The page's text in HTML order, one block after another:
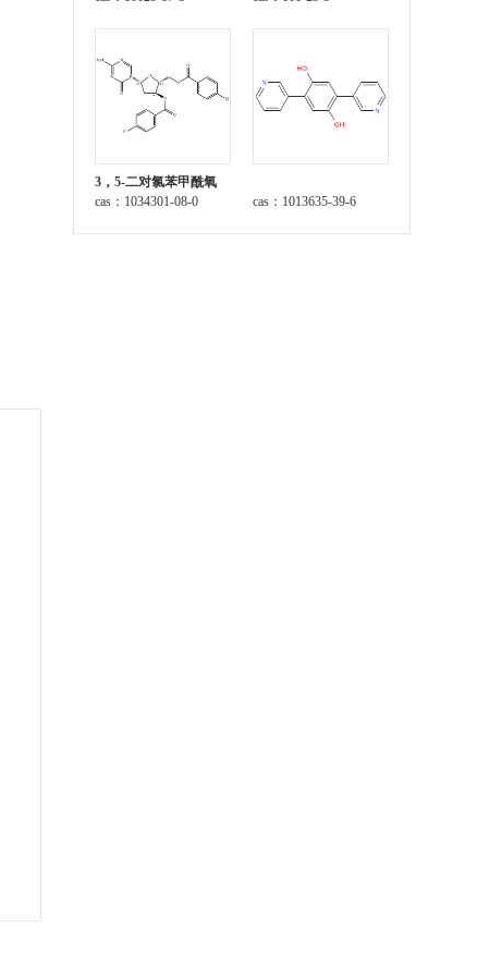
3，5-二对氯苯甲酰氧
基-2-脱氧-5-氮杂胞苷
cas：1034301-08-0 cas：1013635-39-6